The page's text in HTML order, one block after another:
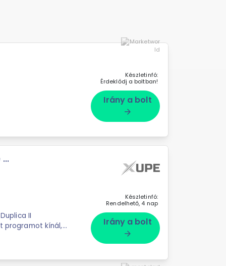
Készletinfó:
Érdeklődj a boltban!
Irány a bolt
arrow_forward
II
programot kínál,
Készletinfó:
Rendelhető, 4 nap
Irány a bolt
arrow_forward